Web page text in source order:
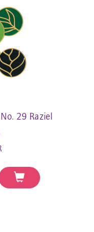
29 Raziel